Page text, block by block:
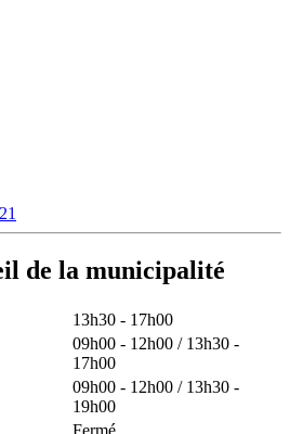
de la municipalité
13h30 - 17h00
09h00 - 12h00 / 13h30 -
17h00
09h00 - 12h00 / 13h30 -
19h00
Fermé